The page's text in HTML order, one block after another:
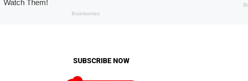
SUBSCRIBE NOW